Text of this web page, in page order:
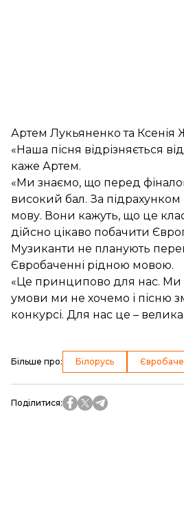
Артем Лукьяненко та Ксенія
«Наша пісня відрізняється
каже Артем.
«Ми знаємо, що перед
високий бал. За
мову. Вони кажуть, що це
дійсно цікаво побачити
Музиканти не планують
Євробаченні рідною мовою.
«Це принципово для нас. Ми
умови ми не хочемо і пісню
конкурсі. Для нас це –
Більше про: Білорусь
Поділитися: